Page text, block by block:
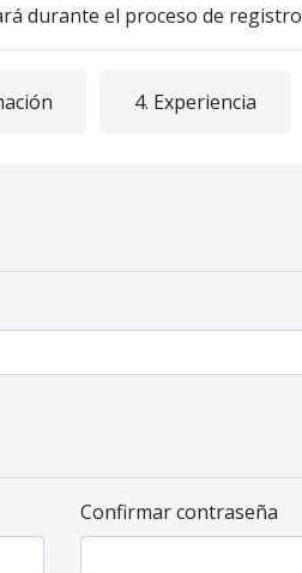
durante el proceso de registro
4. Experiencia
Confirmar contraseña